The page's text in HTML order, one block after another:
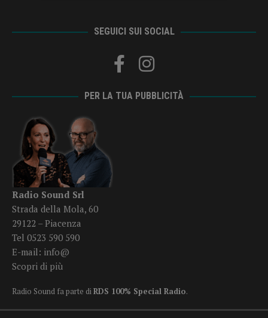
SEGUICI SUI SOCIAL
PER LA TUA PUBBLICITÀ
Radio Sound Srl
Strada della Mola, 60
29122 – Piacenza
Tel 0523 590 590
E-mail: info@
Scopri di più
Radio Sound fa parte diRDS 100% Special Radio.